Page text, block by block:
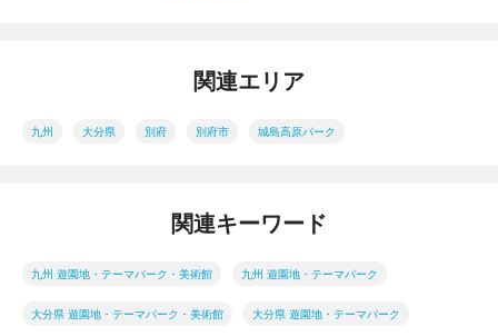
関連エリア
九州 大分県 別府 別府市 城島高原パーク
関連キーワード
九州 遊園地・テーマパーク・美術館 九州 遊園地・テーマパーク
大分県 遊園地・テーマパーク・美術館 大分県 遊園地・テーマパーク